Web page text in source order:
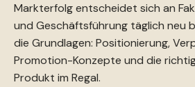
Markterfolg entscheidet sich an
und Geschäftsführung täglich neu
die Grundlagen: Positionierung,
Promotion-Konzepte und die
Produkt im Regal.